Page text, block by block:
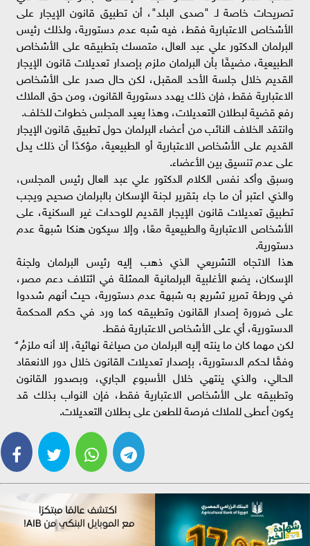
تصريحات خاصة لـ "صدى البلد"، أن تطبيق قانون الإيجار على
الأشخاص الاعتبارية فقط، فيه شبه عدم دستورية، ولذلك رئيس
البرلمان الدكتور علي عبد العال، متمسك بتطبيقه على الأشخاص
الطبيعية، مضيفًا بأن البرلمان ملزم بإصدار تعديلات قانون الإيجار
القديم خلال جلسة الأحد المقبل، لكن حال صدر على الأشخاص
الاعتبارية فقط، فإن ذلك يهدد دستورية القانون، ومن حق الملاك
رفع قضية لبطلان التعديلات، وهذا يعيد المجلس خطوات للخلف.
وانتقد الخلاف النائب من أعضاء البرلمان حول تطبيق قانون الإيجار
القديم على الأشخاص الاعتبارية أو الطبيعية، مؤكدًا أن ذلك يدل
على عدم تنسيق بين الأعضاء.
وسبق وأكد نفس الكلام الدكتور علي عبد العال رئيس المجلس،
والذي اعتبر أن ما جاء بتقرير لجنة الإسكان بالبرلمان صحيح ويجب
تطبيق تعديلات قانون الإيجار القديم للوحدات غير السكنية، على
الأشخاص الاعتبارية والطبيعية معًا، وإلا سيكون هنكا شبهة عدم
دستورية.
هذا الاتجاه التشريعي الذي ذهب إليه رئيس البرلمان ولجنة
الإسكان، يضع الأغلبية البرلمانية الممثلة في ائتلاف دعم مصر،
في ورطة تمرير تشريع به شبهة عدم دستورية، حيث أنهم شددوا
على ضرورة إصدار القانون وتطبيقه كما ورد في حكم المحكمة
الدستورية، أي على الأشخاص الاعتبارية فقط.
لكن مهما كان ما ينته إليه البرلمان من صياغة نهائية، إلا أنه ملزمُ ٌ
وفقًا لحكم الدستورية، بإصدار تعديلات القانون خلال دور الانعقاد
الحالي، والذي ينتهي خلال الأسبوع الجاري، وبصدور القانون
وتطبيقه على الأشخاص الاعتبارية فقط، فإن النواب بذلك قد
يكون أعطى للملاك فرصة للطعن على بطلان التعديلات.